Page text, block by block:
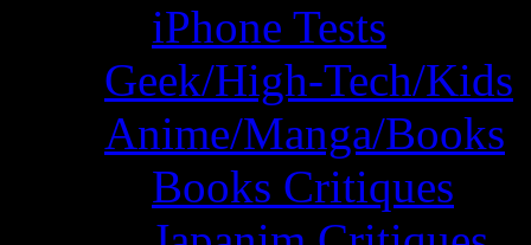
iPhone Tests
Geek/High-Tech/Kids
Anime/Manga/Books
Books Critiques